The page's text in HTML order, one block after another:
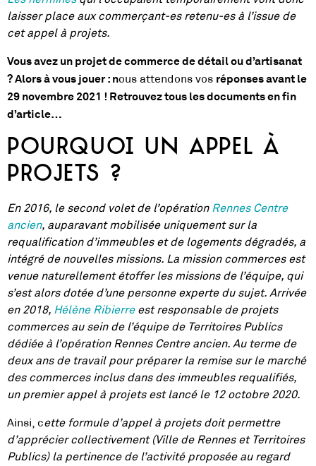
laisser place aux commerçant-es retenu-es à l’issue de
cet appel à projets.
Vous avez un projet de commerce de détail ou d’artisanat
? Alors à vous jouer : nous attendons vos réponses avant le
29 novembre 2021 ! Retrouvez tous les documents en fin
d’article…
Pourquoi un appel à
projets ?
En 2016, le second volet de l’opération Rennes Centre
ancien, auparavant mobilisée uniquement sur la
requalification d’immeubles et de logements dégradés, a
intégré de nouvelles missions. La mission commerces est
venue naturellement étoffer les missions de l’équipe, qui
s’est alors dotée d’une personne experte du sujet. Arrivée
en 2018, Hélène Ribierreest responsable de projets
commerces au sein de l’équipe de Territoires Publics
dédiée à l’opération Rennes Centre ancien. Au terme de
deux ans de travail pour préparer la remise sur le marché
des commerces inclus dans des immeubles requalifiés,
un premier appel à projets est lancé le 12 octobre 2020.
Ainsi, cette formule d’appel à projets doit permettre
d’apprécier collectivement (Ville de Rennes et Territoires
Publics) la pertinence de l’activité proposée au regard